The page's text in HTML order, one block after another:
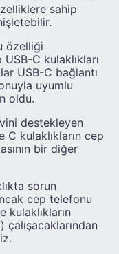
sahip
özelliği
C kulaklıkları
USB-C bağlantı
uyumlu
oldu.
destekleyen
C kulaklıkların cep
bir diğer
sorun
cep telefonu
kulaklıkların